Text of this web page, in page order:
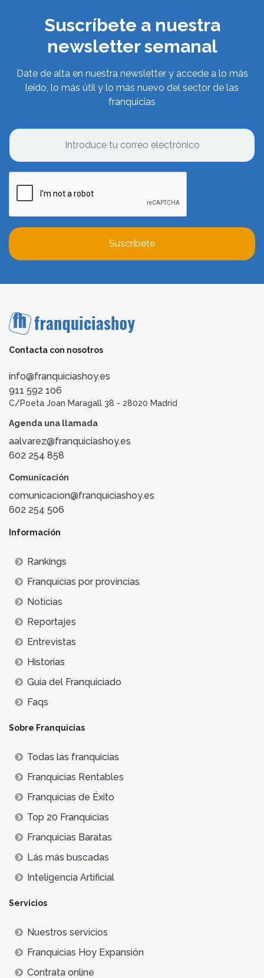
Suscríbete a nuestra
newsletter semanal
Date de alta en nuestra newsletter y accede a lo más
leído, lo más útil y lo más nuevo del sector de las
franquicias
Suscríbete
Contacta con nosotros
info@franquiciashoy.es
911 592 106
C/Poeta Joan Maragall 38 - 28020 Madrid
Agenda una llamada
aalvarez@franquiciashoy.es
602 254 858
Comunicación
comunicacion@franquiciashoy.es
602 254 506
Información
Rankings
Franquicias por provincias
Noticias
Reportajes
Entrevistas
Historias
Guía del Franquiciado
Faqs
Sobre Franquicias
Todas las franquicias
Franquicias Rentables
Franquicias de Éxito
Top 20 Franquicias
Franquicias Baratas
Lás más buscadas
Inteligencia Artificial
Servicios
Nuestros servicios
Franquicias Hoy Expansión
Contrata online